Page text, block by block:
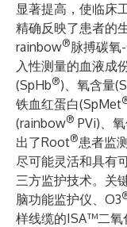
显著提高，使临床
精确反映了患者的
rainbow®脉搏碳氧
入性测量的血液成
(SpHb®)、氧含量
铁血红蛋白(SpMet
(rainbow® PVi)、
出了Root®患者监
尽可能灵活和具有
三方监护技术。关
脑功能监护仪、O3
样线缆的ISA™二氧